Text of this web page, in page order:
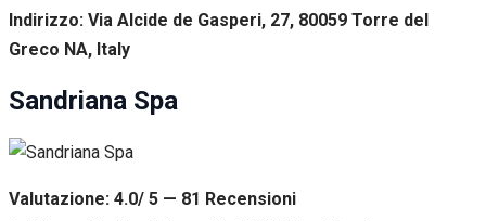
Indirizzo: Via Alcide de Gasperi, 27, 80059 Torre del
Greco NA, Italy
Sandriana Spa
Valutazione: 4.0/ 5 — 81 Recensioni